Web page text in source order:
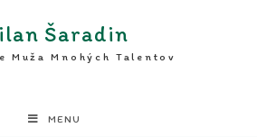
Šaradin
Muža Mnohých Talentov
MENU